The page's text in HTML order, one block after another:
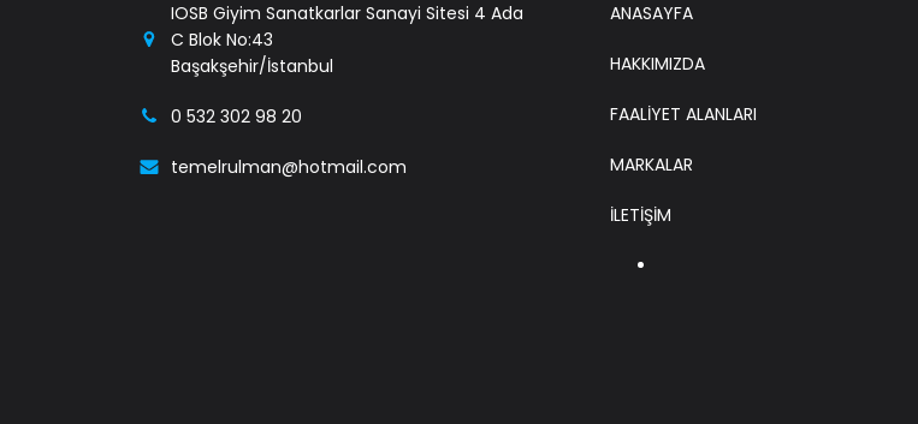
IOSB Giyim Sanatkarlar Sanayi Sitesi 4 Ada
C Blok No:43
Başakşehir/İstanbul
0 532 302 98 20
temelrulman@hotmail.com
ANASAYFA
HAKKIMIZDA
FAALİYET ALANLARI
MARKALAR
İLETİŞİM